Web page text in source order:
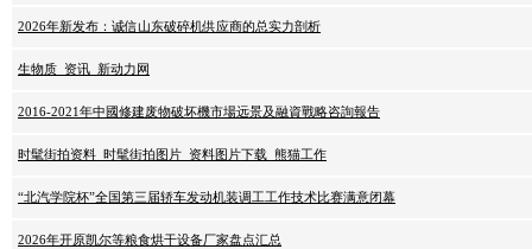
2026年新发布：诚信山东破碎机供应商的总实力剖析
生物质_资讯_新动力网
2016-2021年中國修建废物破坏機市場远景及融資戰略咨詢報告
时髦街拍资料_时髦街拍图片_资料图片下载_熊猫工作
“北汽学院杯”全国第三届轿车发动机装调工工作技术比赛满意闭幕
2026年开原凯尔等粮食烘干设备厂家盘点汇总